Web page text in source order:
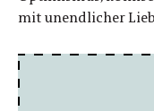
mit unendlicher